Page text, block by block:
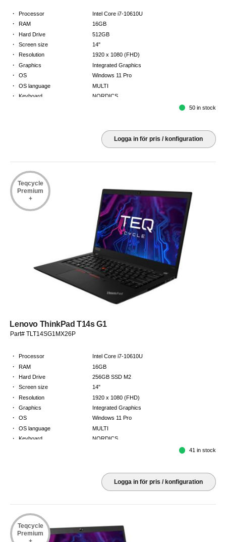
· Processor Intel Core i7-10610U
· RAM 16GB
· Hard Drive 512GB
· Screen size 14"
· Resolution 1920 x 1080 (FHD)
· Graphics Integrated Graphics
· OS Windows 11 Pro
· OS language MULTI
· Keyboard NORDICS
50 in stock
Logga in för pris / konfiguration
Teqcycle
Premium
+
Lenovo ThinkPad T14s G1
Part# TLT14SG1MX26P
· Processor Intel Core i7-10610U
· RAM 16GB
· Hard Drive 256GB SSD M2
· Screen size 14"
· Resolution 1920 x 1080 (FHD)
· Graphics Integrated Graphics
· OS Windows 11 Pro
· OS language MULTI
· Keyboard NORDICS
41 in stock
Logga in för pris / konfiguration
Teqcycle
Premium